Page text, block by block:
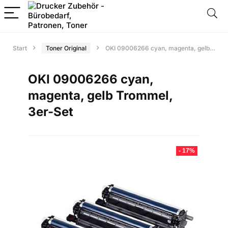
Start Toner Original OKI 09006266 cyan, magenta, gelb Trommel, 3er-Set
OKI 09006266 cyan,
magenta, gelb Trommel,
3er-Set
- 17%